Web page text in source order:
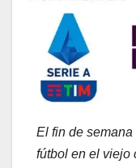
El fin de
fútbol en el viejo